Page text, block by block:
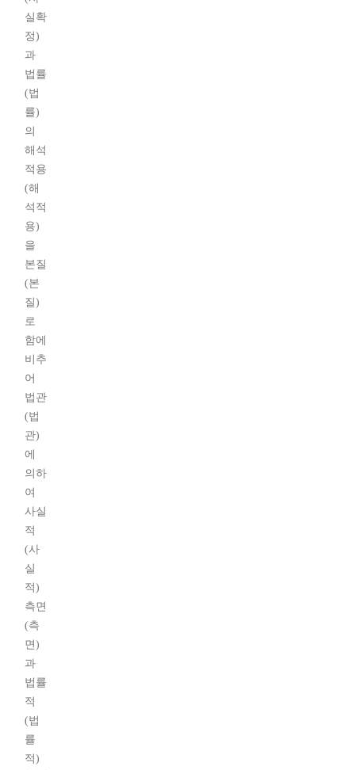
실확
정)
과
법률
(법
률)
의
해석
적용
(해
석적
용)
을
본질
(본
질)
로
함에
비추
어
법관
(법
관)
에
의하
여
사실
적
(사
실
적)
측면
(측
면)
과
법률
적
(법
률
적)